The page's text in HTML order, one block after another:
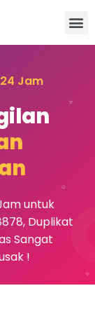
Jam
untuk
Duplikat
Sangat
!